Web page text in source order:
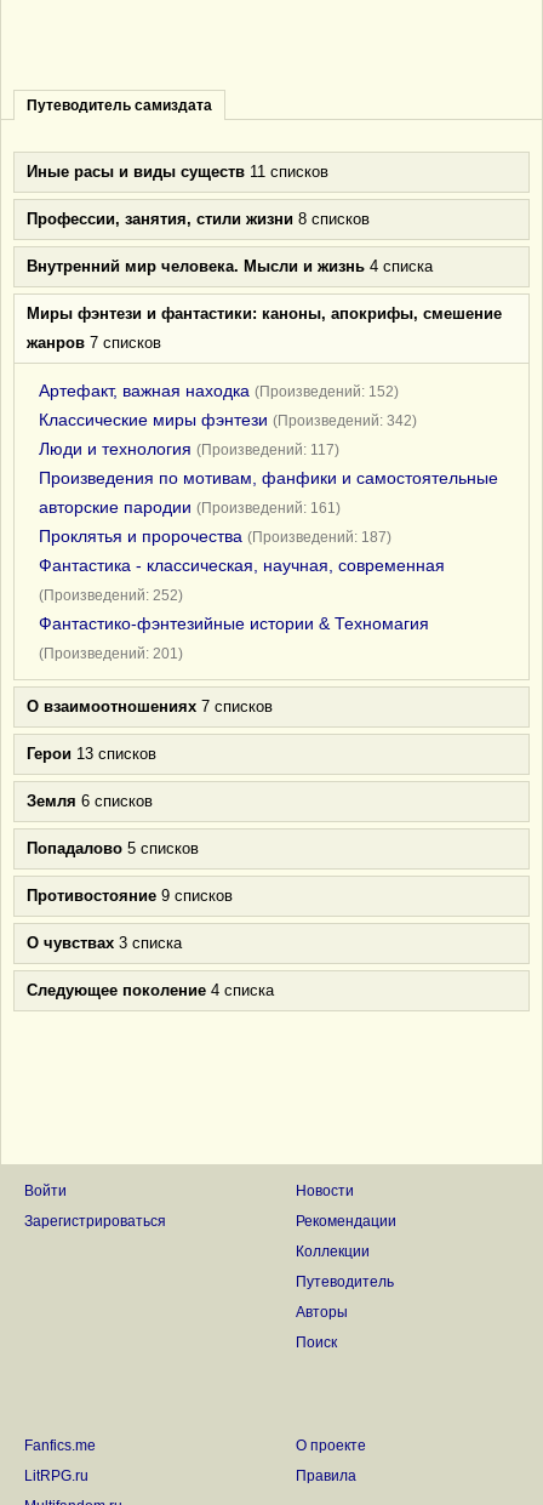
Путеводитель самиздата
Иные расы и виды существ 11 списков
Профессии, занятия, стили жизни 8 списков
Внутренний мир человека. Мысли и жизнь 4 списка
Миры фэнтези и фантастики: каноны, апокрифы, смешение
жанров 7 списков
Артефакт, важная находка (Произведений: 152)
Классические миры фэнтези (Произведений: 342)
Люди и технология (Произведений: 117)
Произведения по мотивам, фанфики и самостоятельные
авторские пародии (Произведений: 161)
Проклятья и пророчества (Произведений: 187)
Фантастика - классическая, научная, современная
(Произведений: 252)
Фантастико-фэнтезийные истории & Техномагия
(Произведений: 201)
О взаимоотношениях 7 списков
Герои 13 списков
Земля 6 списков
Попадалово 5 списков
Противостояние 9 списков
О чувствах 3 списка
Следующее поколение 4 списка
Войти
Зарегистрироваться
Новости
Рекомендации
Коллекции
Путеводитель
Авторы
Поиск
Fanfics.me
LitRPG.ru
О проекте
Правила